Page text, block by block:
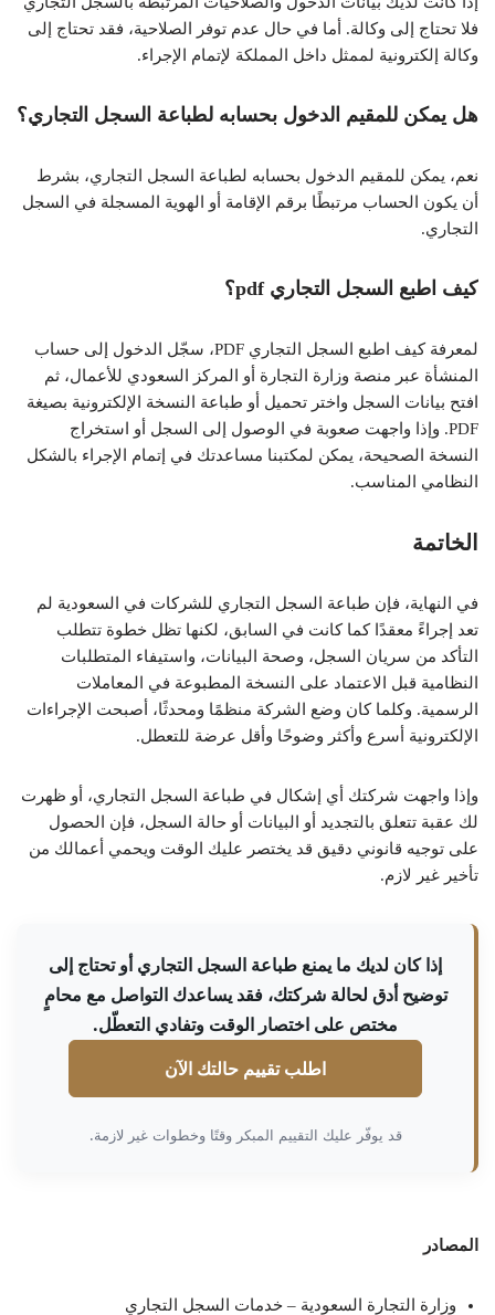
فلا تحتاج إلى وكالة. أما في حال عدم توفر الصلاحية، فقد تحتاج إلى
وكالة إلكترونية لممثل داخل المملكة لإتمام الإجراء.
هل يمكن للمقيم الدخول بحسابه لطباعة السجل التجاري؟
نعم، يمكن للمقيم الدخول بحسابه لطباعة السجل التجاري، بشرط
أن يكون الحساب مرتبطًا برقم الإقامة أو الهوية المسجلة في السجل
التجاري.
كيف اطبع السجل التجاري pdf؟
لمعرفة كيف اطبع السجل التجاري PDF، سجّل الدخول إلى حساب
المنشأة عبر منصة وزارة التجارة أو المركز السعودي للأعمال، ثم
افتح بيانات السجل واختر تحميل أو طباعة النسخة الإلكترونية بصيغة
PDF. وإذا واجهت صعوبة في الوصول إلى السجل أو استخراج
النسخة الصحيحة، يمكن لمكتبنا مساعدتك في إتمام الإجراء بالشكل
النظامي المناسب.
الخاتمة
في النهاية، فإن طباعة السجل التجاري للشركات في السعودية لم
تعد إجراءً معقدًا كما كانت في السابق، لكنها تظل خطوة تتطلب
التأكد من سريان السجل، وصحة البيانات، واستيفاء المتطلبات
النظامية قبل الاعتماد على النسخة المطبوعة في المعاملات
الرسمية. وكلما كان وضع الشركة منظمًا ومحدثًا، أصبحت الإجراءات
الإلكترونية أسرع وأكثر وضوحًا وأقل عرضة للتعطل.
وإذا واجهت شركتك أي إشكال في طباعة السجل التجاري، أو ظهرت
لك عقبة تتعلق بالتجديد أو البيانات أو حالة السجل، فإن الحصول
على توجيه قانوني دقيق قد يختصر عليك الوقت ويحمي أعمالك من
تأخير غير لازم.
إذا كان لديك ما يمنع طباعة السجل التجاري أو تحتاج إلى
توضيح أدق لحالة شركتك، فقد يساعدك التواصل مع محامٍ
مختص على اختصار الوقت وتفادي التعطّل.
اطلب تقييم حالتك الآن
قد يوفّر عليك التقييم المبكر وقتًا وخطوات غير لازمة.
المصادر
وزارة التجارة السعودية – خدمات السجل التجاري